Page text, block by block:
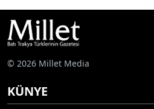
© 2026 Millet Media
KÜNYE